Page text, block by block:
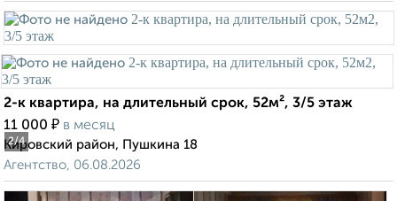
2/4
2-к квартира, на длительный срок, 52м², 3/5 этаж
11 000 ₽ в месяц
Кировский район, Пушкина 18
Агентство, 06.08.2026